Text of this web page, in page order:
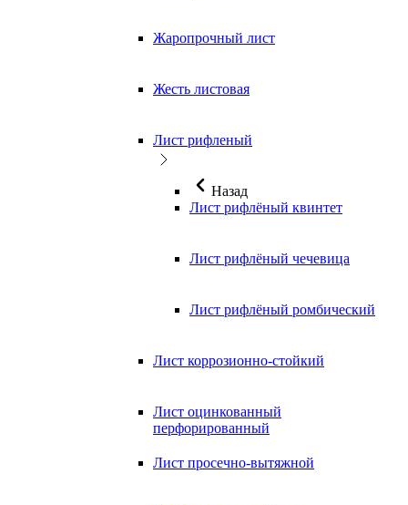
Жаропрочный лист
Жесть листовая
Лист рифленый
Назад
Лист рифлёный квинтет
Лист рифлёный чечевица
Лист рифлёный ромбический
Лист коррозионно-стойкий
Лист оцинкованный
перфорированный
Лист просечно-вытяжной